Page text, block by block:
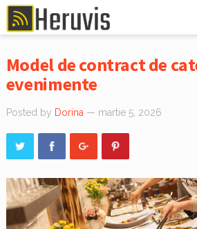
Model de contract de
evenimente
Posted by Dorina — martie 5, 2026